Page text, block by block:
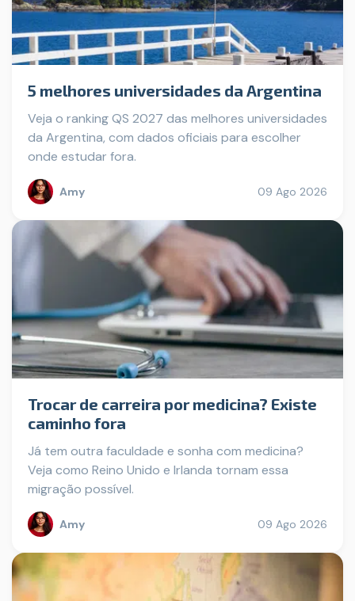
5 melhores universidades da Argentina
Veja o ranking QS 2027 das melhores universidades
da Argentina, com dados oficiais para escolher
onde estudar fora.
Amy 09 Ago 2026
Trocar de carreira por medicina? Existe
caminho fora
Já tem outra faculdade e sonha com medicina?
Veja como Reino Unido e Irlanda tornam essa
migração possível.
Amy 09 Ago 2026